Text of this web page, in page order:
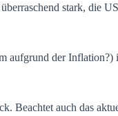
stark, die
aufgrund der
Beachtet auch das